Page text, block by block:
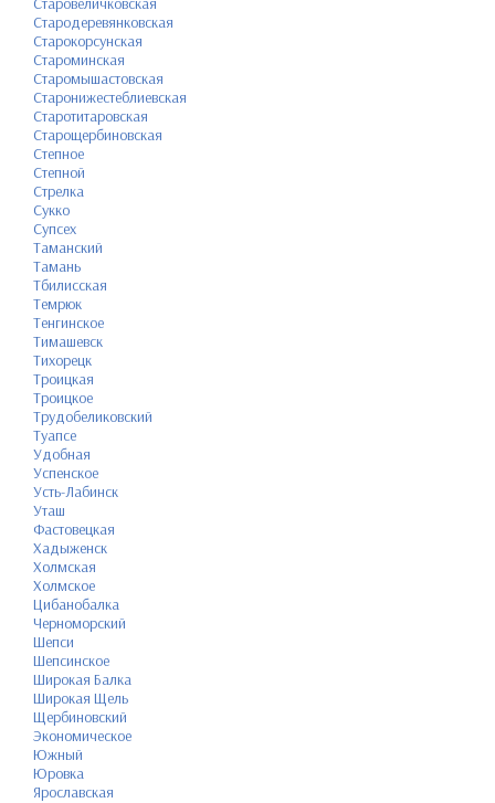
Стародеревянковская
Старокорсунская
Староминская
Старомышастовская
Старонижестеблиевская
Старотитаровская
Старощербиновская
Степное
Степной
Стрелка
Сукко
Супсех
Таманский
Тамань
Тбилисская
Темрюк
Тенгинское
Тимашевск
Тихорецк
Троицкая
Троицкое
Трудобеликовский
Туапсе
Удобная
Успенское
Усть-Лабинск
Уташ
Фастовецкая
Хадыженск
Холмская
Холмское
Цибанобалка
Черноморский
Шепси
Шепсинское
Широкая Балка
Широкая Щель
Щербиновский
Экономическое
Южный
Юровка
Ярославская